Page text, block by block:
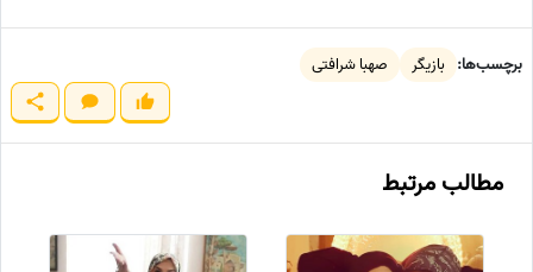
برچسب‌ها: بازیگر صهبا شرافتی
مطالب مرتبط